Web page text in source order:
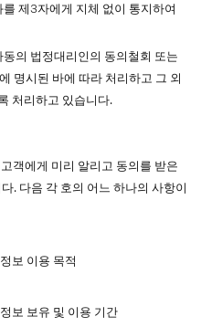
제3자에게 지체 없이 통지하여
의 법정대리인의 동의철회 또는
명시된 바에 따라 처리하고 그 외
처리하고 있습니다.
객에게 미리 알리고 동의를 받은
. 다음 각 호의 어느 하나의 사항이
보 이용 목적
보 보유 및 이용 기간